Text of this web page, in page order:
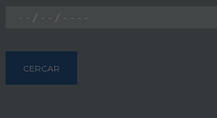
IDENTIFICACIÓ ANIMAL
CERCAR